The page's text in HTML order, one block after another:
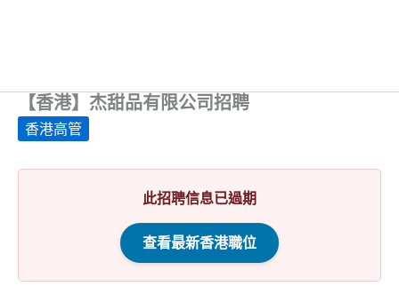
【香港】杰甜品有限公司招聘
香港高管
此招聘信息已過期
查看最新香港職位